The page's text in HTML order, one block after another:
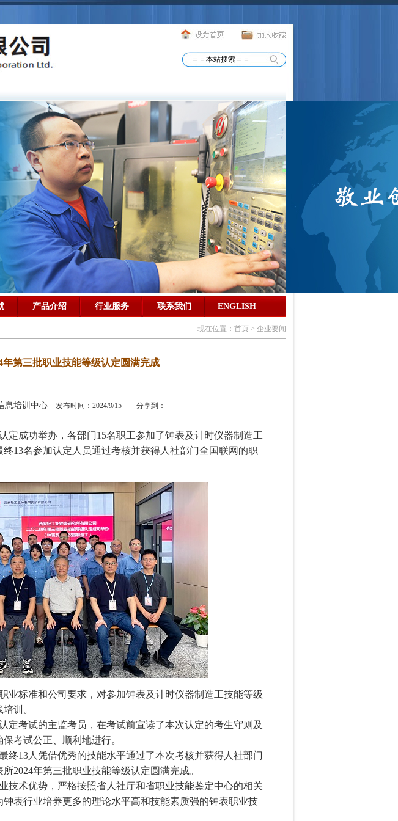
产品介绍 行业服务 联系我们 ENGLISH
现在位置：首页 > 企业要闻
年第三批职业技能等级认定圆满完成
息培训中心 发布时间：2024/9/15 分享到：
定成功举办，各部门15名职工参加了钟表及计时仪器制造工
13名参加认定人员通过考核并获得人社部门全国联网的职
业标准和公司要求，对参加钟表及计时仪器制造工技能等级
训。
定考试的主监考员，在考试前宣读了本次认定的考生守则及
考试公正、顺利地进行。
终13人凭借优秀的技能水平通过了本次考核并获得人社部门
2024年第三批职业技能等级认定圆满完成。
技术优势，严格按照省人社厅和省职业技能鉴定中心的相关
表行业培养更多的理论水平高和技能素质强的钟表职业技